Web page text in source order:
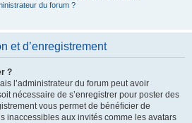
du forum ?
et d’enregistrement
?
l’administrateur du forum peut avoir
nécessaire de s’enregistrer pour poster des
vous permet de bénéficier de
inaccessibles aux invités comme les avatars